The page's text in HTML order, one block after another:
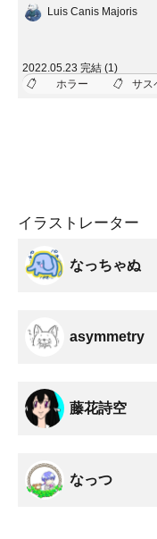
Luis Canis Majoris
2022.05.23 完結 (1)
ホラー
サス
イラストレーター
なっちゃぬ
asymmetry
藤花詩空
なっつ